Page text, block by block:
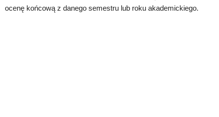
ocenę końcową z danego semestru lub roku akademickiego.